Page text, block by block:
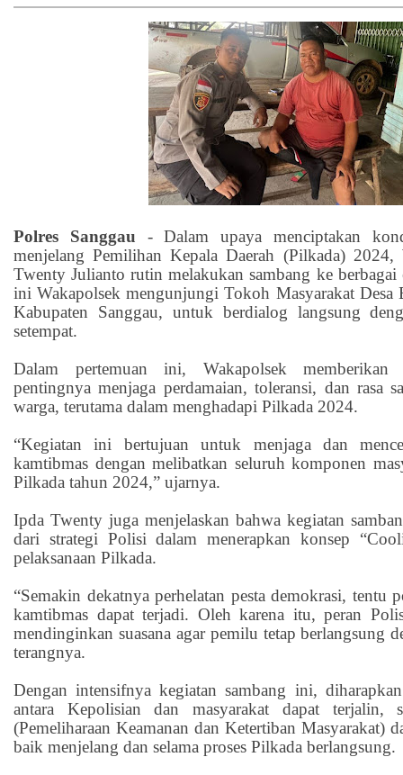
Polres Sanggau -Dalam upaya menciptakan
menjelang Pemilihan Kepala Daerah (Pilkada)
Twenty Julianto rutin melakukan sambang ke berbagai
ini Wakapolsek mengunjungi Tokoh Masyarakat Desa
Kabupaten Sanggau, untuk berdialog langsung
setempat.
Dalam pertemuan ini, Wakapolsek memberikan
pentingnya menjaga perdamaian, toleransi, dan rasa
warga, terutama dalam menghadapi Pilkada 2024.
“Kegiatan ini bertujuan untuk menjaga dan
kamtibmas dengan melibatkan seluruh komponen
Pilkada tahun 2024,” ujarnya.
Ipda Twenty juga menjelaskan bahwa kegiatan
dari strategi Polisi dalam menerapkan konsep
pelaksanaan Pilkada.
“Semakin dekatnya perhelatan pesta demokrasi, tentu
kamtibmas dapat terjadi. Oleh karena itu, peran
mendinginkan suasana agar pemilu tetap berlangsung
terangnya.
Dengan intensifnya kegiatan sambang ini,
antara Kepolisian dan masyarakat dapat terjalin,
(Pemeliharaan Keamanan dan Ketertiban Masyarakat)
baik menjelang dan selama proses Pilkada berlangsung.